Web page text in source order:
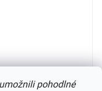
pohodlné